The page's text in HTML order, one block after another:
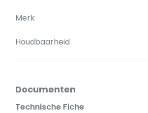
Merk
Houdbaarheid
Documenten
Technische Fiche